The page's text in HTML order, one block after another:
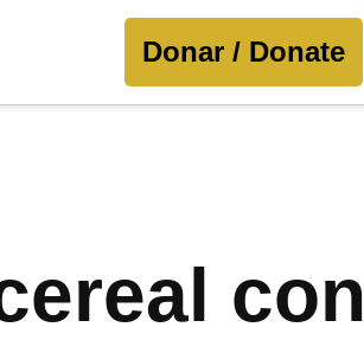
Donar / Donate
con